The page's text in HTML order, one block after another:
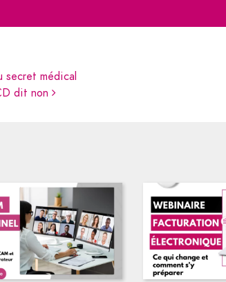
médical
dit non